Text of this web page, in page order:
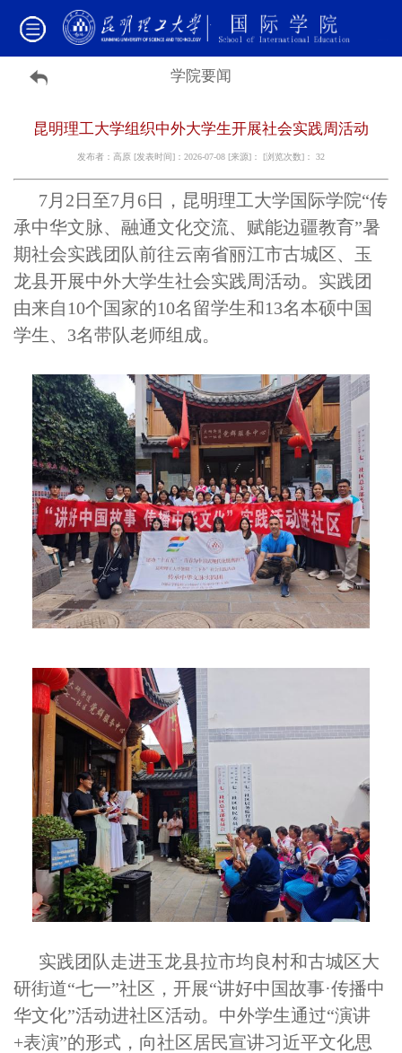
学院要闻
昆明理工大学组织中外大学生开展社会实践周活动
发布者：高原 [发表时间]：2026-07-08 [来源]： [浏览次数]： 32
7月2日至7月6日，昆明理工大学国际学院“传
承中华文脉、融通文化交流、赋能边疆教育”暑
期社会实践团队前往云南省丽江市古城区、玉
龙县开展中外大学生社会实践周活动。实践团
由来自10个国家的10名留学生和13名本硕中国
学生、3名带队老师组成。
实践团队走进玉龙县拉市均良村和古城区大
研街道“七一”社区，开展“讲好中国故事·传播中
华文化”活动进社区活动。中外学生通过“演讲
+表演”的形式，向社区居民宣讲习近平文化思